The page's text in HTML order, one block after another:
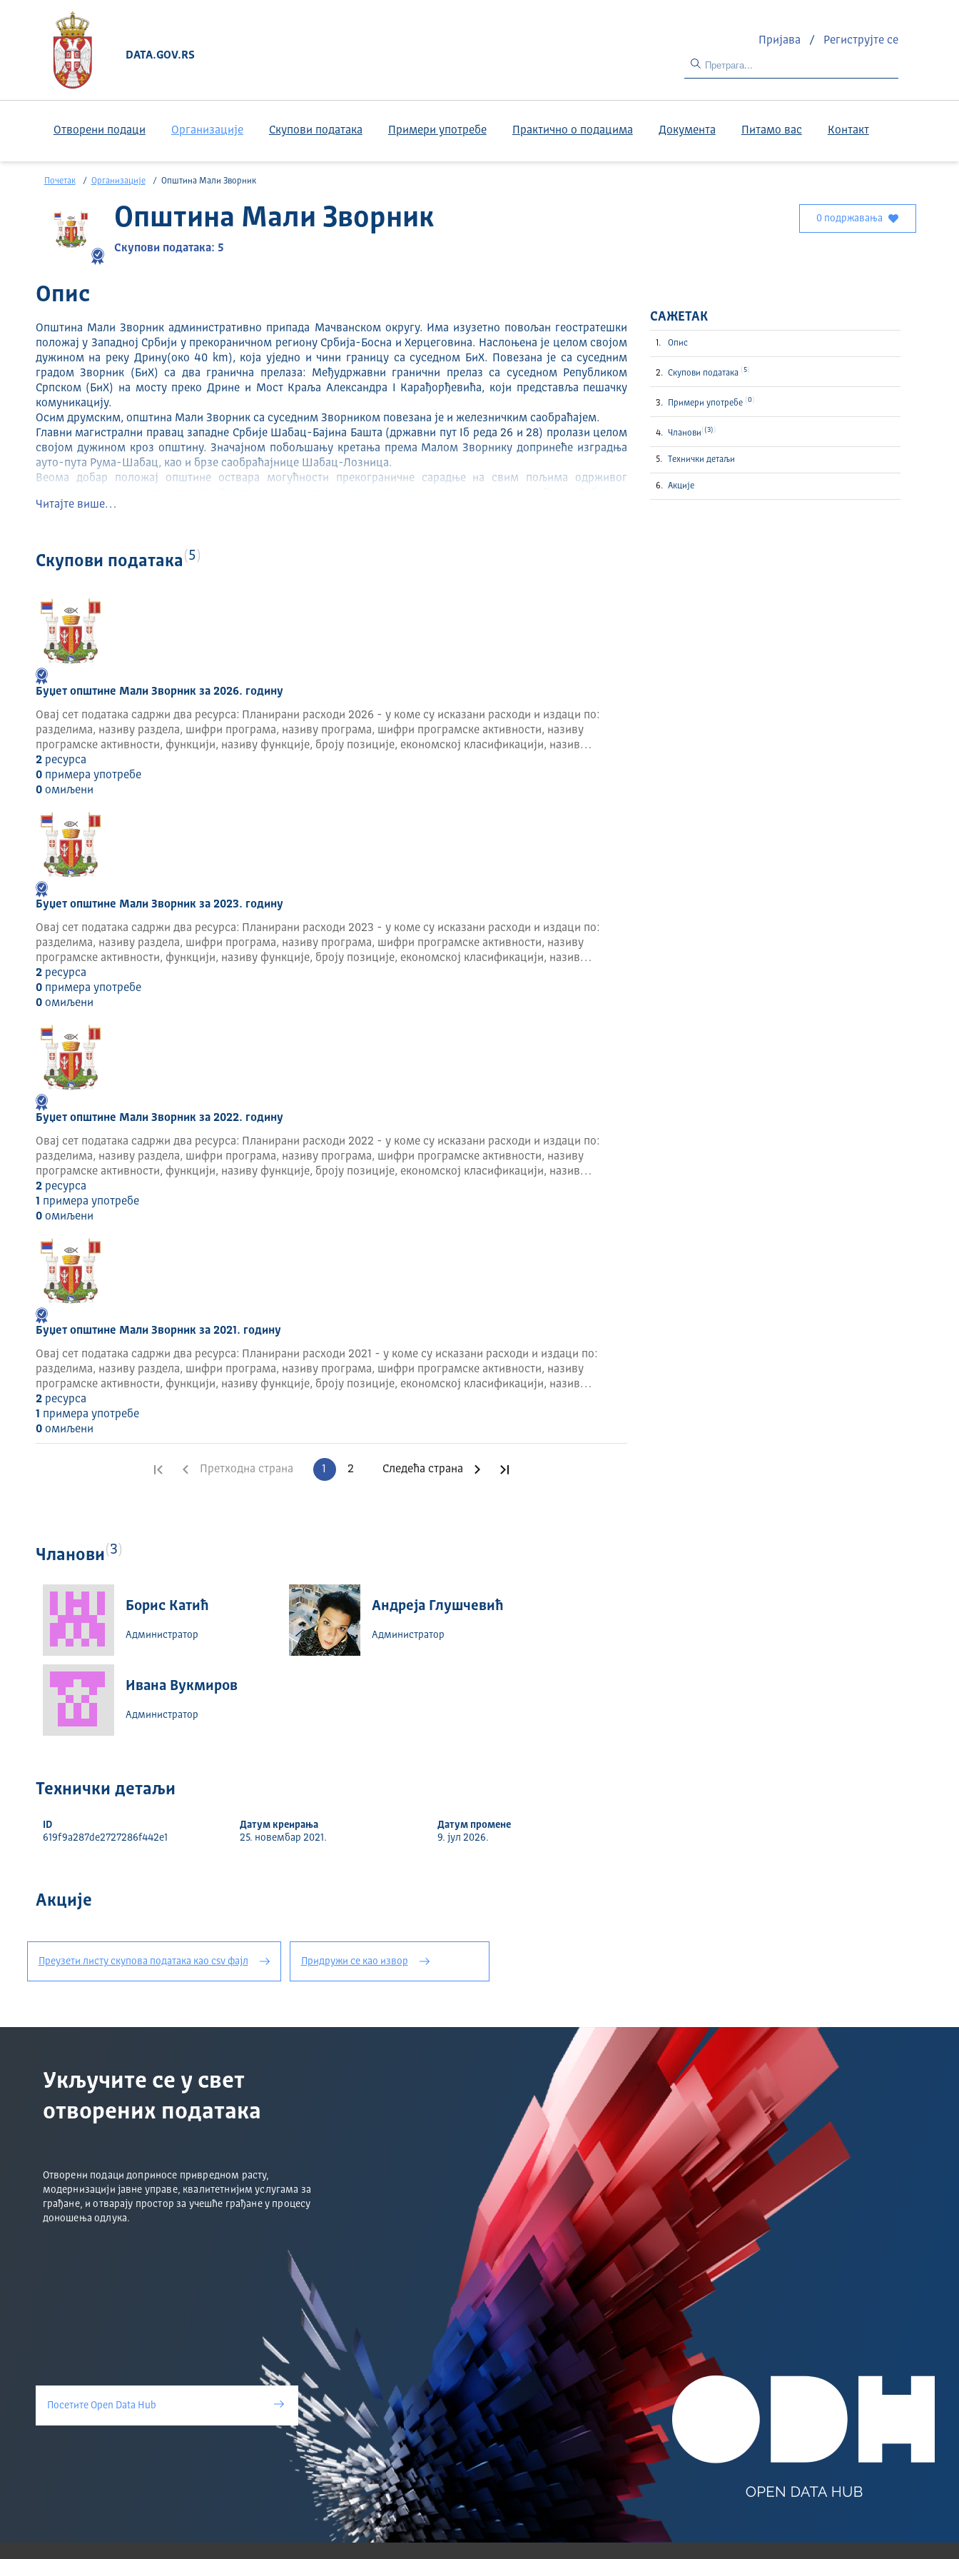
DATA.GOV.RS
Пријава / Региструјте се
Отворени подаци Организације Скупови података Примери употребе Практично о подацима Документа Питамо вас Контакт
Почетак Организације Општина Мали Зворник
Општина Мали Зворник
Скупови података: 5
0 подржавања
Опис
Општина Мали Зворник административно припада Мачванском округу. Има изузетно повољан геостратешки
положај у Западној Србији у прекораничном региону Србија-Босна и Херцеговина. Наслоњена је целом својом
дужином на реку Дрину(oкo 40 km), која уједно и чини границу са суседном БиХ. Повезана је са суседним
градом Зворник (БиХ) са два гранична прелаза: Међудржавни гранични прелаз са суседном Републиком
Српском (БиХ) на мосту преко Дрине и Мост Краља Александра I Карађорђевића, који представља пешачку
комуникацију.
Осим друмским, општина Мали Зворник са суседним Зворником повезана је и железничким саобраћајем.
Главни магистрални правац западне Србије Шабац-Бајина Башта (државни пут Iб реда 26 и 28) пролази целом
својом дужином кроз општину. Значајном побољшању кретања према Малом Зворнику допринеће изградња
ауто-пута Рума-Шабац, као и брзе саобраћајнице Шабац-Лозница.
Вeома добар положај општине оствара могућности прекограничне сарадње на свим пољима одрживог
Хрватска-Србија
1955. године. Према последњем попису на подручју општине живи 12408 становника.
Читајте више…
Скупови података 5
Буџет општине Мали Зворник за 2026. годину
Овај сет података садржи два ресурса: Планирани расходи 2026 - у коме су исказани расходи и издаци по:
разделима, називу раздела, шифри програма, називу програма, шифри програмске активности, називу
програмске активности, функцији, називу функције, броју позиције, економској класификацији, назив…
2ресурса
0примера употребе
0омиљени
Буџет општине Мали Зворник за 2023. годину
Овај сет података садржи два ресурса: Планирани расходи 2023 - у коме су исказани расходи и издаци по:
разделима, називу раздела, шифри програма, називу програма, шифри програмске активности, називу
програмске активности, функцији, називу функције, броју позиције, економској класификацији, назив…
2ресурса
0примера употребе
0омиљени
Буџет општине Мали Зворник за 2022. годину
Овај сет података садржи два ресурса: Планирани расходи 2022 - у коме су исказани расходи и издаци по:
разделима, називу раздела, шифри програма, називу програма, шифри програмске активности, називу
програмске активности, функцији, називу функције, броју позиције, економској класификацији, назив…
2ресурса
1 примера употребе
0омиљени
Буџет општине Мали Зворник за 2021. годину
Овај сет података садржи два ресурса: Планирани расходи 2021 - у коме су исказани расходи и издаци по:
разделима, називу раздела, шифри програма, називу програма, шифри програмске активности, називу
програмске активности, функцији, називу функције, броју позиције, економској класификацији, назив…
2ресурса
1 примера употребе
0омиљени
Прва странаПретходна страна 1 2 Следећа страна
Чланови 3
Борис Катић
Администратор
Андреја Глушчевић
Администратор
Ивана Вукмиров
Администратор
Технички детаљи
ID
619f9a287de2727286f442e1
Датум креирања
25. новембар 2021.
Датум промене
9. јул 2026.
Акције
Преузети листу скупова података као csv фајл Придружи се као извор
САЖЕТАК
Опис
Скупови података 5
Примери употребе 0
Чланови (3)
Технички детаљи
Акције
Укључите се у свет
отворених података
Отворени подаци доприносе привредном расту,
модернизацији јавне управе, квалитетнијим услугама за
грађане, и отварају простор за учешће грађане у процесу
доношења одлука.
Посетите Open Data Hub